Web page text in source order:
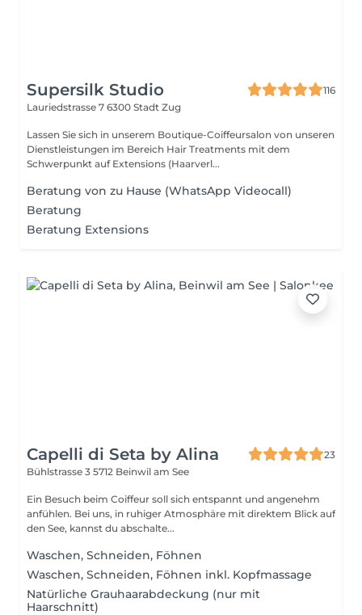
Supersilk Studio
116
Lauriedstrasse 7 6300 Stadt Zug
Lassen Sie sich in unserem Boutique-Coiffeursalon von unseren
Dienstleistungen im Bereich Hair Treatments mit dem
Schwerpunkt auf Extensions (Haarverl...
Beratung von zu Hause (WhatsApp Videocall)
Beratung
Beratung Extensions
Capelli di Seta by Alina
23
Bühlstrasse 3 5712 Beinwil am See
Ein Besuch beim Coiffeur soll sich entspannt und angenehm
anfühlen. Bei uns, in ruhiger Atmosphäre mit direktem Blick auf
den See, kannst du abschalte...
Waschen, Schneiden, Föhnen
Waschen, Schneiden, Föhnen inkl. Kopfmassage
Natürliche Grauhaarabdeckung (nur mit
Haarschnitt)